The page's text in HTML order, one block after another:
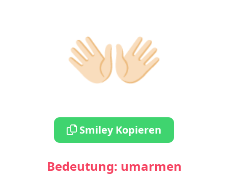
👐🏻
Smiley Kopieren
Bedeutung: umarmen